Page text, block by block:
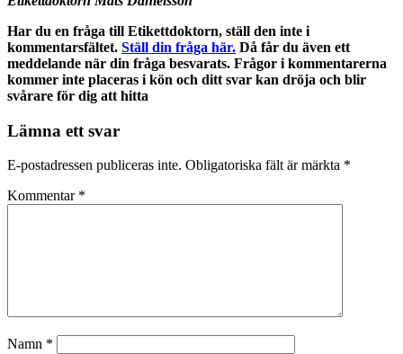
Har du en fråga till Etikettdoktorn, ställ den inte i
kommentarsfältet. Ställ din fråga här. Då får du även ett
meddelande när din fråga besvarats. Frågor i kommentarerna
kommer inte placeras i kön och ditt svar kan dröja och blir
svårare för dig att hitta
Lämna ett svar
E-postadressen publiceras inte. Obligatoriska fält är märkta *
Kommentar *
Namn *